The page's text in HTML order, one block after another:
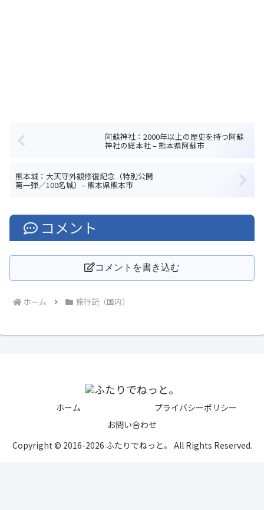
阿蘇神社：2000年以上の歴史を持つ阿蘇
神社の総本社 – 熊本県阿蘇市
熊本城：大天守外観修復記念（特別公開
第一弾／100名城）– 熊本県熊本市
コメント
コメントを書き込む
ホーム 旅行記（国内）
ホーム
プライバシーポリシー
お問い合わせ
Copyright © 2016-2026 ふたりでねっと。 All Rights Reserved.